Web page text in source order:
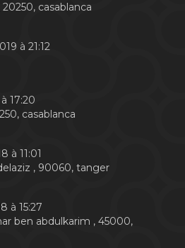
casablanca
à 21:12
17:20
casablanca
à 11:01
, 90060, tanger
à 15:27
ben abdulkarim , 45000,